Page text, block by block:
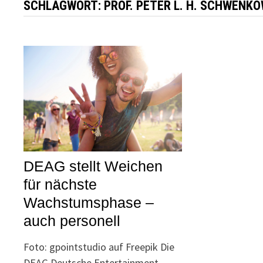
SCHLAGWORT: PROF. PETER L. H.
DEAG stellt Weichen
für nächste
Wachstumsphase –
auch personell
Foto: gpointstudio auf Freepik Die